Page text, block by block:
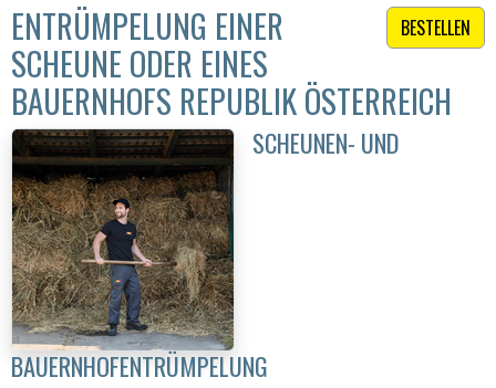
BESTELLEN
ENTRÜMPELUNG EINER
SCHEUNE ODER EINES
BAUERNHOFS REPUBLIK ÖSTERREICH
SCHEUNEN- UND
BAUERNHOFENTRÜMPELUNG